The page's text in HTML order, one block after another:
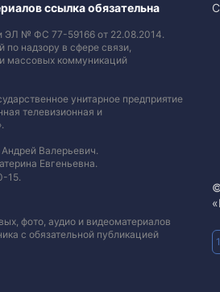
ссылка обязательна
ЭЛ № ФС 77-59166 от 22.08.2014.
надзору в сфере связи,
массовых коммуникаций
унитарное предприятие
телевизионная и
Валерьевич.
Евгеньевна.
15.
фото, аудио и видеоматериалов
с обязательной публикацией